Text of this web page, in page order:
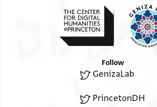
Follow
GenizaLab
PrincetonDH